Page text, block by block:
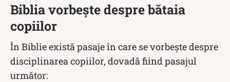
Biblia vorbește despre bătaia
copiilor
În Biblie există pasaje în care se vorbește despre
disciplinarea copiilor, dovadă fiind pasajul
următor: